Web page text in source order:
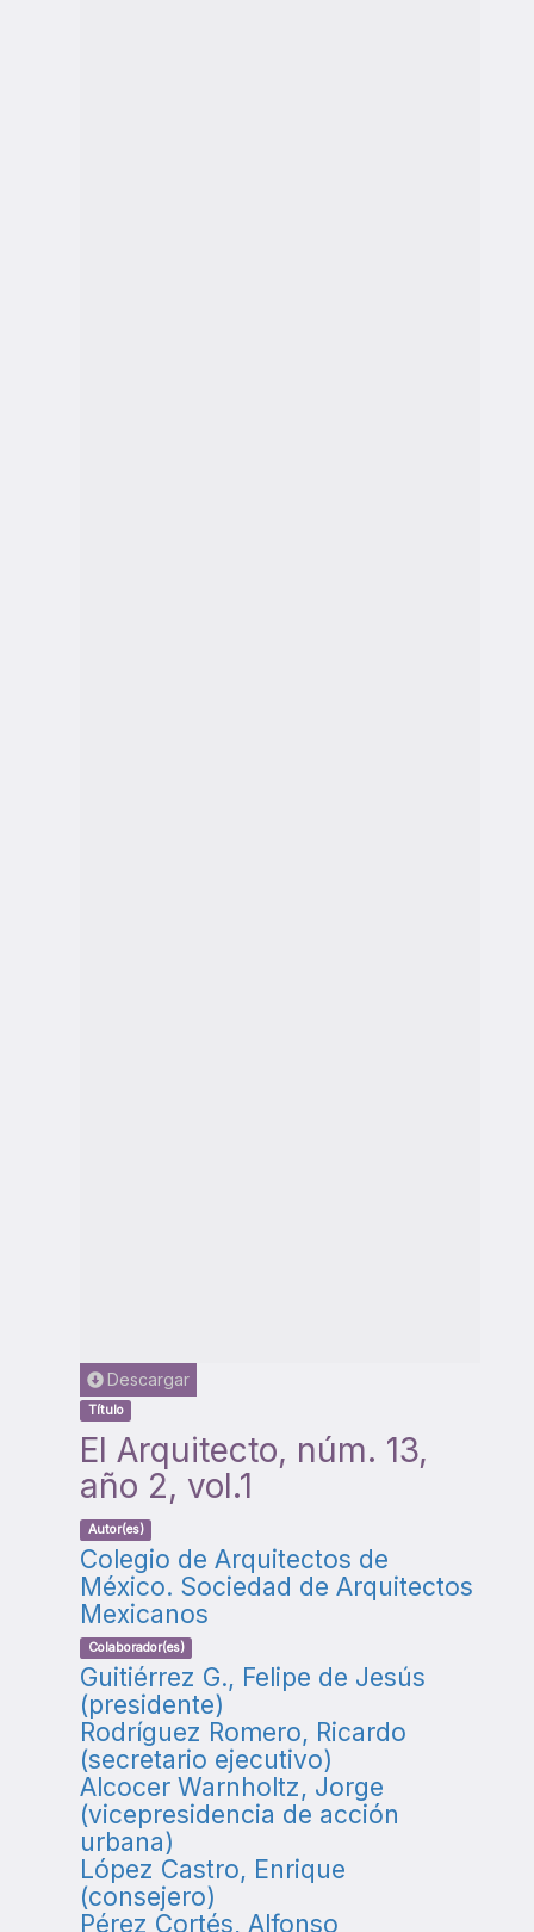
Descargar
Título
El Arquitecto, núm. 13,
año 2, vol.1
Autor(es)
Colegio de Arquitectos de
México. Sociedad de Arquitectos
Mexicanos
Colaborador(es)
Guitiérrez G., Felipe de Jesús
(presidente)
Rodríguez Romero, Ricardo
(secretario ejecutivo)
Alcocer Warnholtz, Jorge
(vicepresidencia de acción
urbana)
López Castro, Enrique
(consejero)
Pérez Cortés, Alfonso